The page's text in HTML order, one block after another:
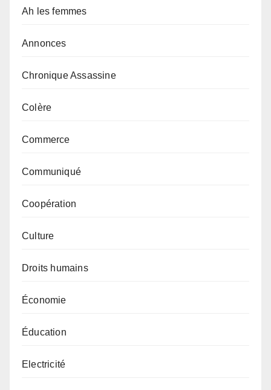
Ah les femmes
Annonces
Chronique Assassine
Colère
Commerce
Communiqué
Coopération
Culture
Droits humains
Économie
Éducation
Electricité